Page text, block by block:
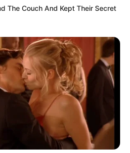
The Couch And Kept Their Secret